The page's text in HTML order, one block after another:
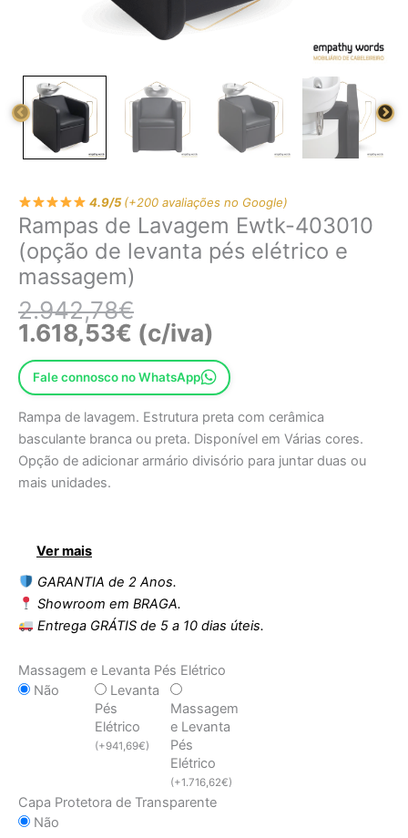
4.9/5(+200 avaliações no Google)
Rampas de Lavagem Ewtk-403010
(opção de levanta pés elétrico e
massagem)
2.942,78€
1.618,53€ (c/iva)
Fale connosco no WhatsApp
Rampa de lavagem. Estrutura preta com cerâmica
basculante branca ou preta. Disponível em Várias cores.
Opção de adicionar armário divisório para juntar duas ou
mais unidades.
Ver mais
GARANTIA de 2 Anos.
Showroom em BRAGA.
Entrega GRÁTIS de 5 a 10 dias úteis.
Massagem e Levanta Pés Elétrico
Não
Levanta
Pés
Elétrico
(+941,69€)
Massagem
e Levanta
Pés
Elétrico
(+1.716,62€)
Capa Protetora de Transparente
Não